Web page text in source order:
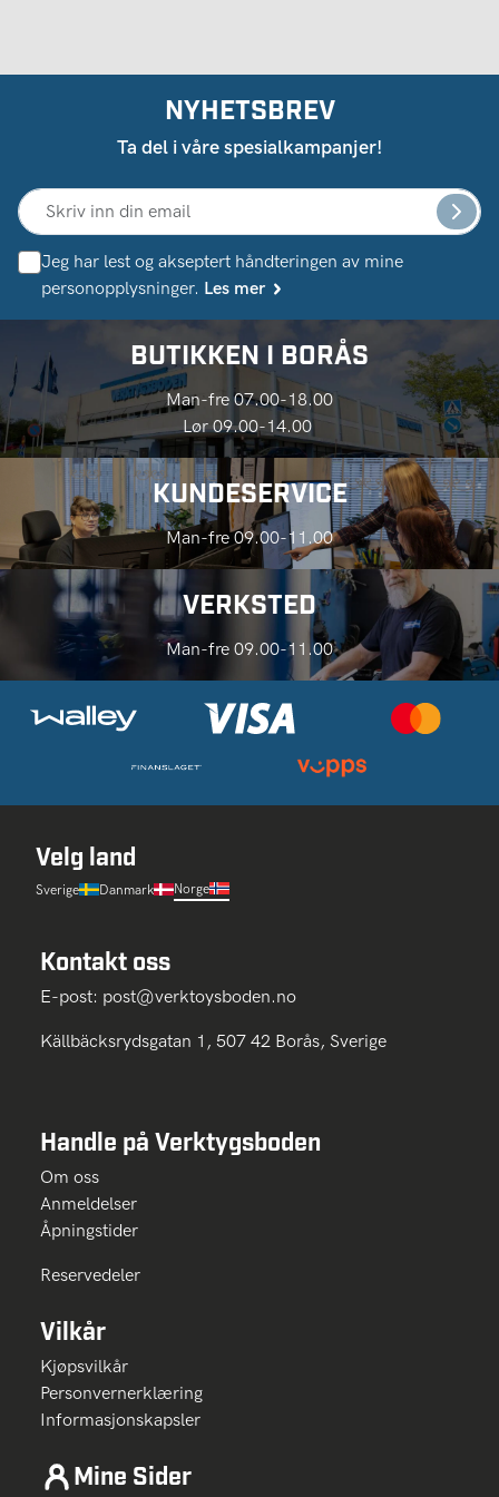
NYHETSBREV
Ta del i våre spesialkampanjer!
Jeg har lest og akseptert håndteringen av mine
personopplysninger. Les mer
BUTIKKEN I BORÅS
Man-fre 07.00-18.00
Lør 09.00-14.00
KUNDESERVICE
Man-fre 09.00-11.00
VERKSTED
Man-fre 09.00-11.00
Velg land
Sverige Danmark Norge
Kontakt oss
E-post: post@verktoysboden.no
Källbäcksrydsgatan 1, 507 42 Borås, Sverige
Handle på Verktygsboden
Om oss
Anmeldelser
Åpningstider
Reservedeler
Vilkår
Kjøpsvilkår
Personvernerklæring
Informasjonskapsler
Mine Sider